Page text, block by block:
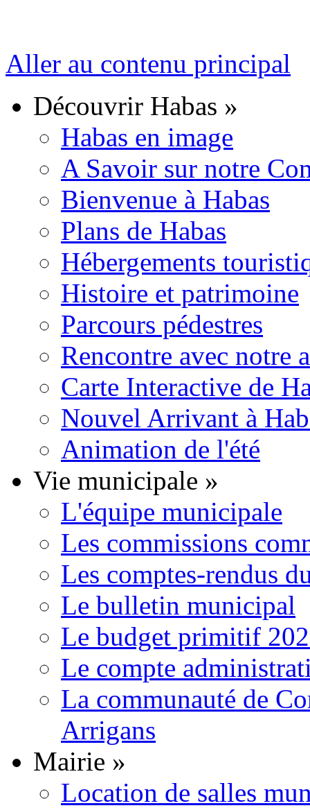
Aller au contenu principal
Découvrir Habas »
Habas en image
A Savoir sur notre
Bienvenue à Habas
Plans de Habas
Hébergements
Histoire et patrimoine
Parcours pédestres
Rencontre avec notre
Carte Interactive de
Nouvel Arrivant à
Animation de l'été
Vie municipale »
L'équipe municipale
Les commissions
Les comptes-rendus
Le bulletin municipal
Le budget primitif
Le compte
La communauté de
Arrigans
Mairie »
Location de salles